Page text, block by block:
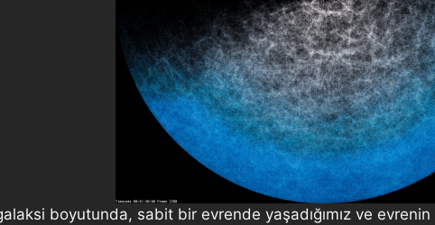
boyutunda, sabit bir evrende yaşadığımız ve